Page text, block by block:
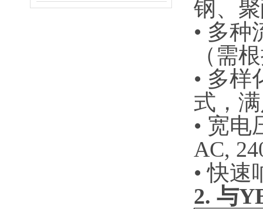
钢、
• 多
（需
• 多样
式，
• 宽电
AC,
• 快
2. 与Y